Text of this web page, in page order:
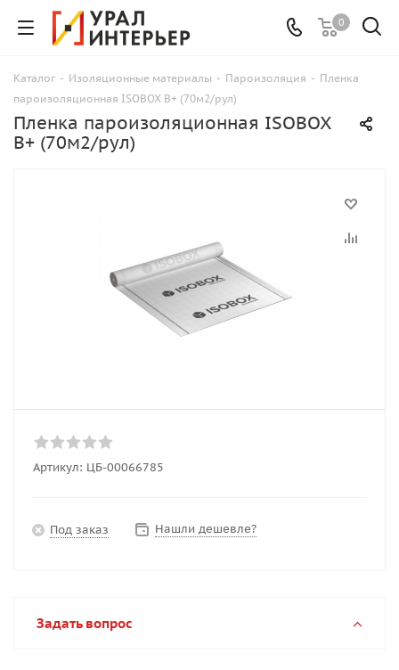
0
Каталог - Изоляционные материалы - Пароизоляция - Пленка
пароизоляционная ISOBOX B+ (70м2/рул)
Пленка пароизоляционная ISOBOX
B+ (70м2/рул)
Артикул: ЦБ-00066785
Под заказ Нашли дешевле?
Задать вопрос